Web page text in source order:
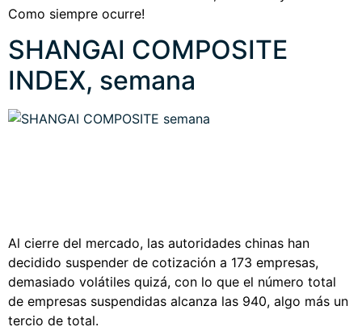
Como siempre ocurre!
SHANGAI COMPOSITE
INDEX, semana
Al cierre del mercado, las autoridades chinas han
decidido suspender de cotización a 173 empresas,
demasiado volátiles quizá, con lo que el número total
de empresas suspendidas alcanza las 940, algo más un
tercio de total.